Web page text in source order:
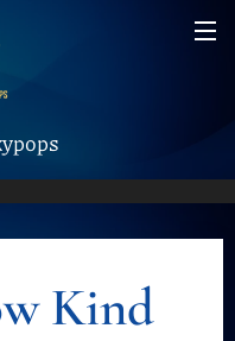
Kind